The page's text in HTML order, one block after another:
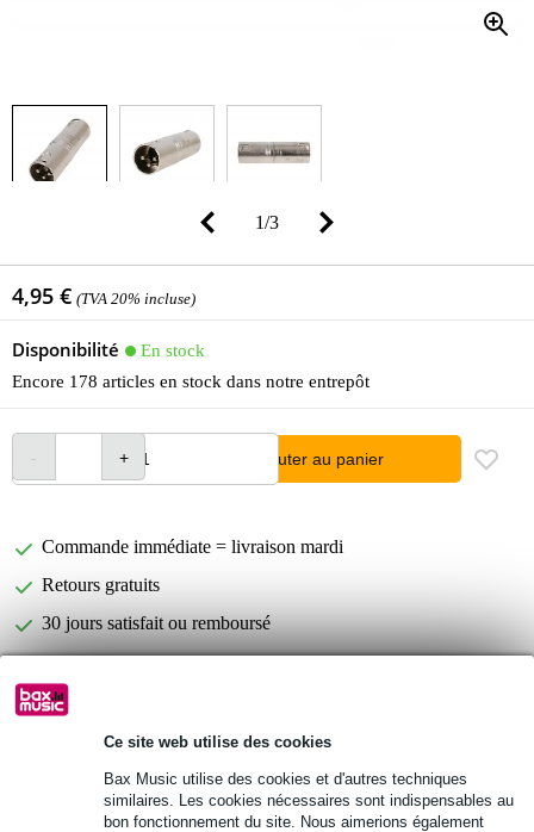
Ce site web utilise des cookies
Bax Music utilise des cookies et d'autres techniques
similaires. Les cookies nécessaires sont indispensables au
bon fonctionnement du site. Nous aimerions également
1/3
4,95 € (TVA 20% incluse)
Disponibilité
En stock
Encore 178 articles en stock dans notre entrepôt
Ajouter au panier
Commande immédiate = livraison mardi
Retours gratuits
30 jours satisfait ou remboursé
Vous n'êtes pas sûr si le